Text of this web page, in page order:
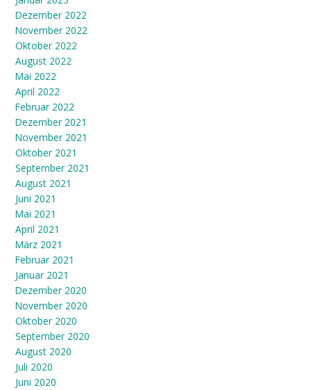
Dezember 2022
November 2022
Oktober 2022
August 2022
Mai 2022
April 2022
Februar 2022
Dezember 2021
November 2021
Oktober 2021
September 2021
August 2021
Juni 2021
Mai 2021
April 2021
März 2021
Februar 2021
Januar 2021
Dezember 2020
November 2020
Oktober 2020
September 2020
August 2020
Juli 2020
Juni 2020